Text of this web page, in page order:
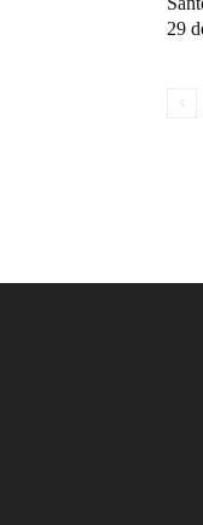
29